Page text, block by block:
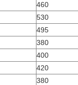
460
530
495
380
400
420
380